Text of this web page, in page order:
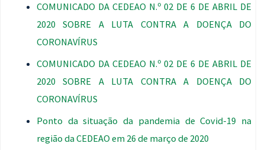
COMUNICADO DA CEDEAO N.º 02 DE 6 DE ABRIL DE
2020 SOBRE A LUTA CONTRA A DOENÇA DO
CORONAVÍRUS
COMUNICADO DA CEDEAO N.º 02 DE 6 DE ABRIL DE
2020 SOBRE A LUTA CONTRA A DOENÇA DO
CORONAVÍRUS
Ponto da situação da pandemia de Covid-19 na
região da CEDEAO em 26 de março de 2020